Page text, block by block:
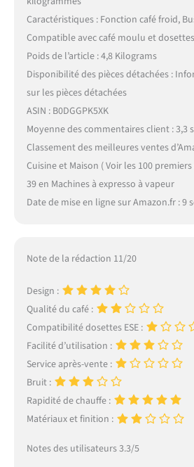
Caractéristiques : Fonction café froid,
Compatible avec café moulu et
Poids de l’article : 4,8 Kilograms
Disponibilité des pièces détachées :
sur les pièces détachées
ASIN : B0DGGPK5XK
Moyenne des commentaires client : 3,3
Classement des meilleures ventes
Cuisine et Maison ( Voir les 100
39 en Machines à expresso à vapeur
Date de mise en ligne sur Amazon.fr : 9
Note de la rédaction 11/20
Design :
Qualité du café :
Compatibilité dosettes ESE :
Facilité d’utilisation :
Service après-vente :
Bruit :
Rapidité de chauffe :
Matériaux et finition :
Notes des utilisateurs 3.3/5